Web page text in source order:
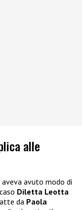
alle
aveva avuto modo di
Diletta Leotta
da Paola